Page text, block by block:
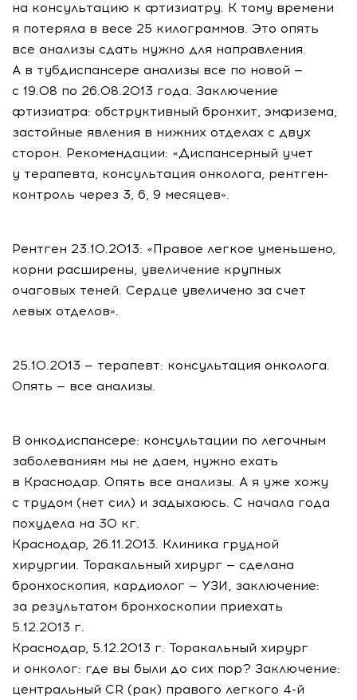
на консультацию к фтизиатру. К тому времени
я потеряла в весе 25 килограммов. Это опять
все анализы сдать нужно для направления.
А в тубдиспансере анализы все по новой —
с 19.08 по 26.08.2013 года. Заключение
фтизиатра: обструктивный бронхит, эмфизема,
застойные явления в нижних отделах с двух
сторон. Рекомендации: «Диспансерный учет
у терапевта, консультация онколога, рентген-
контроль через 3, 6, 9 месяцев».
Рентген 23.10.2013: «Правое легкое уменьшено,
корни расширены, увеличение крупных
очаговых теней. Сердце увеличено за счет
левых отделов».
25.10.2013 — терапевт: консультация онколога.
Опять — все анализы.
В онкодиспансере: консультации по легочным
заболеваниям мы не даем, нужно ехать
в Краснодар. Опять все анализы. А я уже хожу
с трудом (нет сил) и задыхаюсь. С начала года
похудела на 30 кг.
Краснодар, 26.11.2013. Клиника грудной
хирургии. Торакальный хирург — сделана
бронхоскопия, кардиолог — УЗИ, заключение:
за результатом бронхоскопии приехать
5.12.2013 г.
Краснодар, 5.12.2013 г. Торакальный хирург
и онколог: где вы были до сих пор? Заключение:
центральный CR (рак) правого легкого 4-й